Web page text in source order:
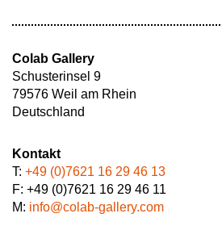
Colab Gallery
Schusterinsel 9
79576 Weil am Rhein
Deutschland
Kontakt
T: +49 (0)7621 16 29 46 13
F: +49 (0)7621 16 29 46 11
M: info@colab-gallery.com